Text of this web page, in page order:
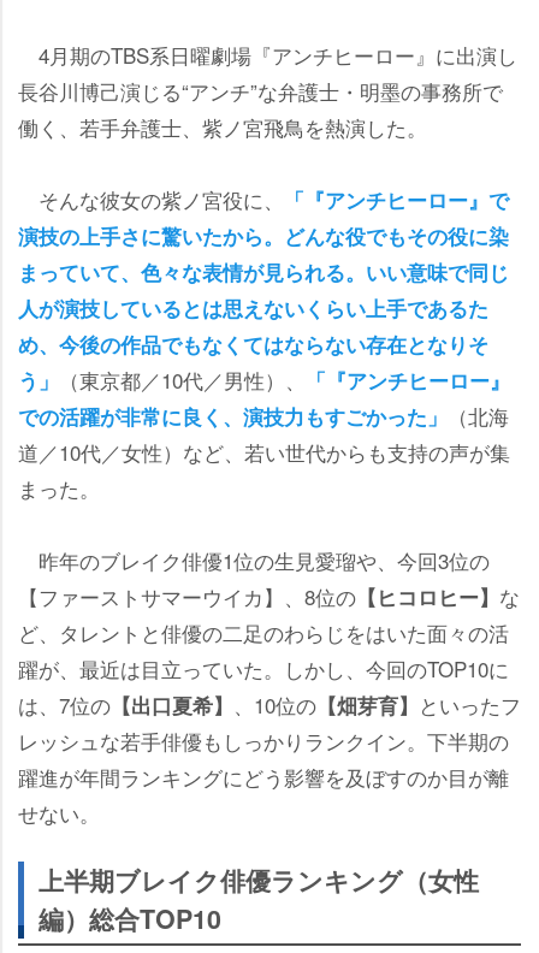
4月期のTBS系日曜劇場『アンチヒーロー』に出演し
長谷川博己演じる“アンチ”な弁護士・明墨の事務所で
働く、若手弁護士、紫ノ宮飛鳥を熱演した。
そんな彼女の紫ノ宮役に、
「『アンチヒーロー』で
演技の上手さに驚いたから。どんな役でもその役に染
まっていて、色々な表情が見られる。いい意味で同じ
人が演技しているとは思えないくらい上手であるた
め、今後の作品でもなくてはならない存在となりそ
う」
（東京都／10代／男性）、
「『アンチヒーロー』
での活躍が非常に良く、演技力もすごかった」
（北海
道／10代／女性）など、若い世代からも支持の声が集
まった。
昨年のブレイク俳優1位の生見愛瑠や、今回3位の
【ファーストサマーウイカ】、8位の 【ヒコロヒー】 な
ど、タレントと俳優の二足のわらじをはいた面々の活
躍が、最近は目立っていた。しかし、今回のTOP10に
は、7位の 【出口夏希】 、10位の 【畑芽育】 といったフ
レッシュな若手俳優もしっかりランクイン。下半期の
躍進が年間ランキングにどう影響を及ぼすのか目が離
せない。
上半期ブレイク俳優ランキング（女性
編）総合TOP10